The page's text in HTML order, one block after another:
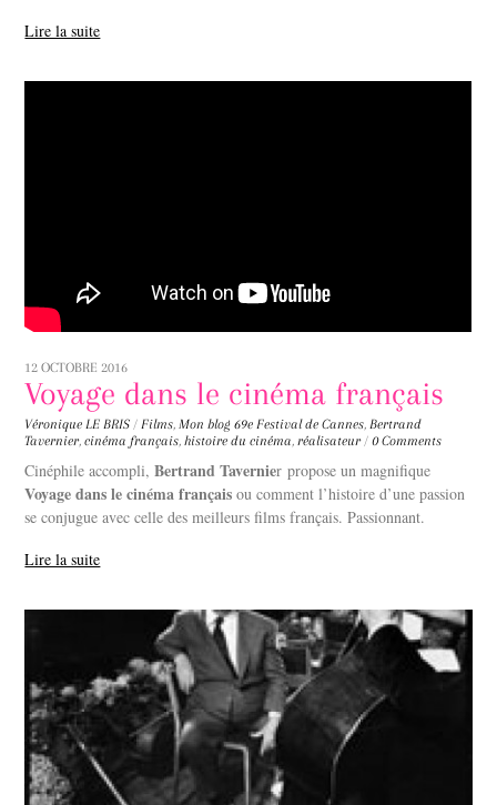
Lire la suite
12 OCTOBRE 2016
Voyage dans le cinéma français
Véronique LE BRIS / Films,Mon blog 69e Festival de Cannes,Bertrand
Tavernier,cinéma français,histoire du cinéma,réalisateur / 0 Comments
Cinéphile accompli,Bertrand Tavernier propose un magnifique
Voyage dans le cinéma français ou comment l’histoire d’une passion
se conjugue avec celle des meilleurs films français. Passionnant.
Lire la suite